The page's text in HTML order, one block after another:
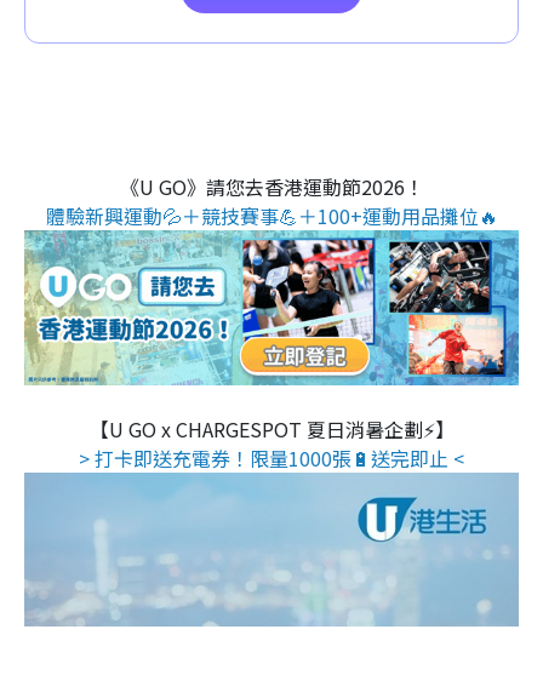
《U GO》請您去香港運動節2026！
體驗新興運動💦＋競技賽事💪＋100+運動用品攤位🔥
【U GO x CHARGESPOT 夏日消暑企劃⚡】
> 打卡即送充電券！限量1000張🔋送完即止 <